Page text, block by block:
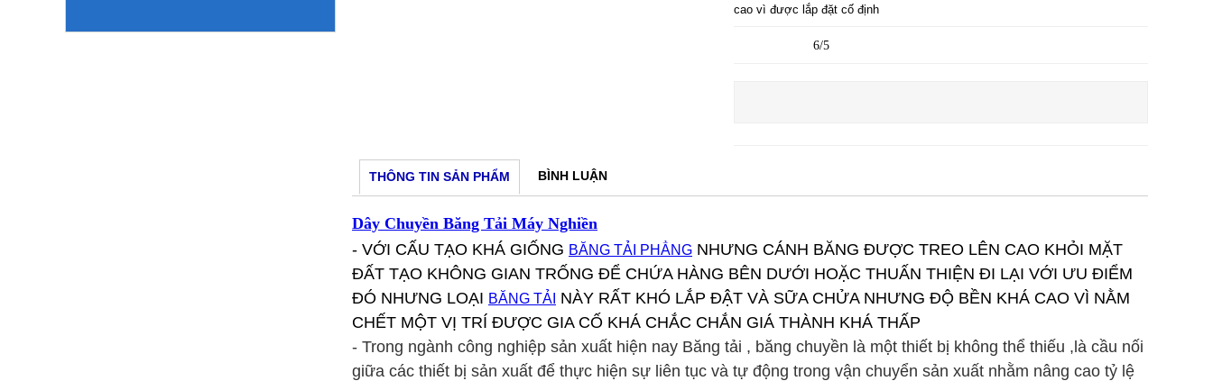
cao vì được lắp đặt cố định
6/5
THÔNG TIN SẢN PHẨM BÌNH LUẬN
Dây Chuyền Băng Tải Máy Nghiền
- VỚI CẤU TẠO KHÁ GIỐNG BĂNG TẢI PHẲNG NHƯNG CÁNH BĂNG ĐƯỢC TREO LÊN CAO KHỎI MẶT
ĐẤT TẠO KHÔNG GIAN TRỐNG ĐỂ CHỨA HÀNG BÊN DƯỚI HOẶC THUẤN THIỆN ĐI LẠI VỚI ƯU ĐIỂM
ĐÓ NHƯNG LOẠI BĂNG TẢI NÀY RẤT KHÓ LẮP ĐẬT VÀ SỮA CHỬA NHƯNG ĐỘ BỀN KHÁ CAO VÌ NẰM
CHẾT MỘT VỊ TRÍ ĐƯỢC GIA CỐ KHÁ CHẮC CHẮN GIÁ THÀNH KHÁ THẤP
- Trong ngành công nghiệp sản xuất hiện nay Băng tải , băng chuyền là một thiết bị không thể thiếu ,là cầu nối
giữa các thiết bị sản xuất để thực hiện sự liên tục và tự động trong vận chuyển sản xuất nhằm nâng cao tỷ lệ